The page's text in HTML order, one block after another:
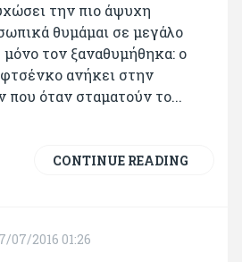
την πιο άψυχη
θυμάμαι σε μεγάλο
μόνο τον ξαναθυμήθηκα: ο
ανήκει στην
που όταν σταματούν το...
CONTINUE READING
07/2016 01:26